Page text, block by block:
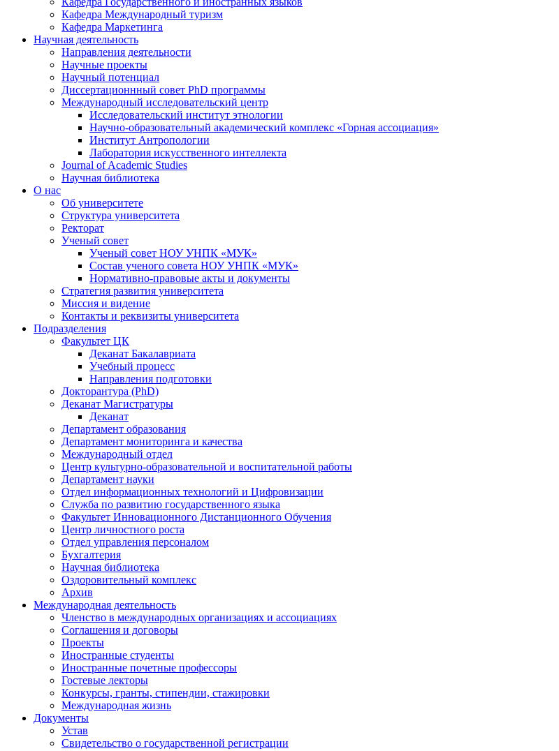
Кафедра Международный туризм
Кафедра Маркетинга
Научная деятельность
Направления деятельности
Научные проекты
Научный потенциал
Диссертационнный совет PhD программы
Международный исследовательский центр
Исследовательский институт этнологии
Научно-образовательный академический комплекс «Горная ассоциация»
Институт Антропологии
Лаборатория искусственного интеллекта
Journal of Academic Studies
Научная библиотека
О нас
Об университете
Структура университета
Ректорат
Ученый совет
Ученый совет НОУ УНПК «МУК»
Состав ученого совета НОУ УНПК «МУК»
Нормативно-правовые акты и документы
Стратегия развития университета
Миссия и видение
Контакты и реквизиты университета
Подразделения
Факультет ЦК
Деканат Бакалавриата
Учебный процесс
Направления подготовки
Докторантура (PhD)
Деканат Магистратуры
Деканат
Департамент образования
Департамент мониторинга и качества
Международный отдел
Центр культурно-образовательной и воспитательной работы
Департамент науки
Отдел информационных технологий и Цифровизации
Служба по развитию государственного языка
Факультет Инновационного Дистанционного Обучения
Центр личностного роста
Отдел управления персоналом
Бухгалтерия
Научная библиотека
Оздоровительный комплекс
Архив
Международная деятельность
Членство в международных организациях и ассоциациях
Соглашения и договоры
Проекты
Иностранные студенты
Иностранные почетные профессоры
Гостевые лекторы
Конкурсы, гранты, стипендии, стажировки
Международная жизнь
Документы
Устав
Свидетельство о государственной регистрации